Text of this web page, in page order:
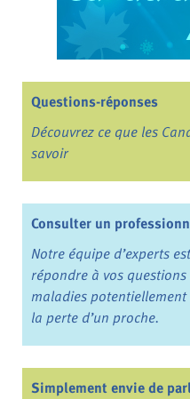
Questions-réponses
Découvrez ce que les
savoir
Consulter un
Notre équipe d’experts
répondre à vos
maladies
la perte d’un proche.
Simplement envie de